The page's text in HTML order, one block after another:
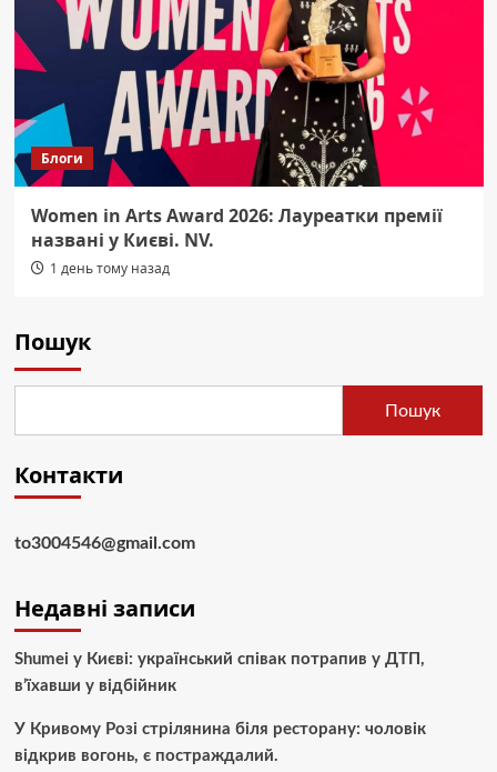
Блоги
Women in Arts Award 2026: Лауреатки премії
названі у Києві. NV.
1 день тому назад
Пошук
Пошук
Контакти
to3004546@gmail.com
Недавні записи
Shumei у Києві: український співак потрапив у ДТП,
в’їхавши у відбійник
У Кривому Розі стрілянина біля ресторану: чоловік
відкрив вогонь, є постраждалий.